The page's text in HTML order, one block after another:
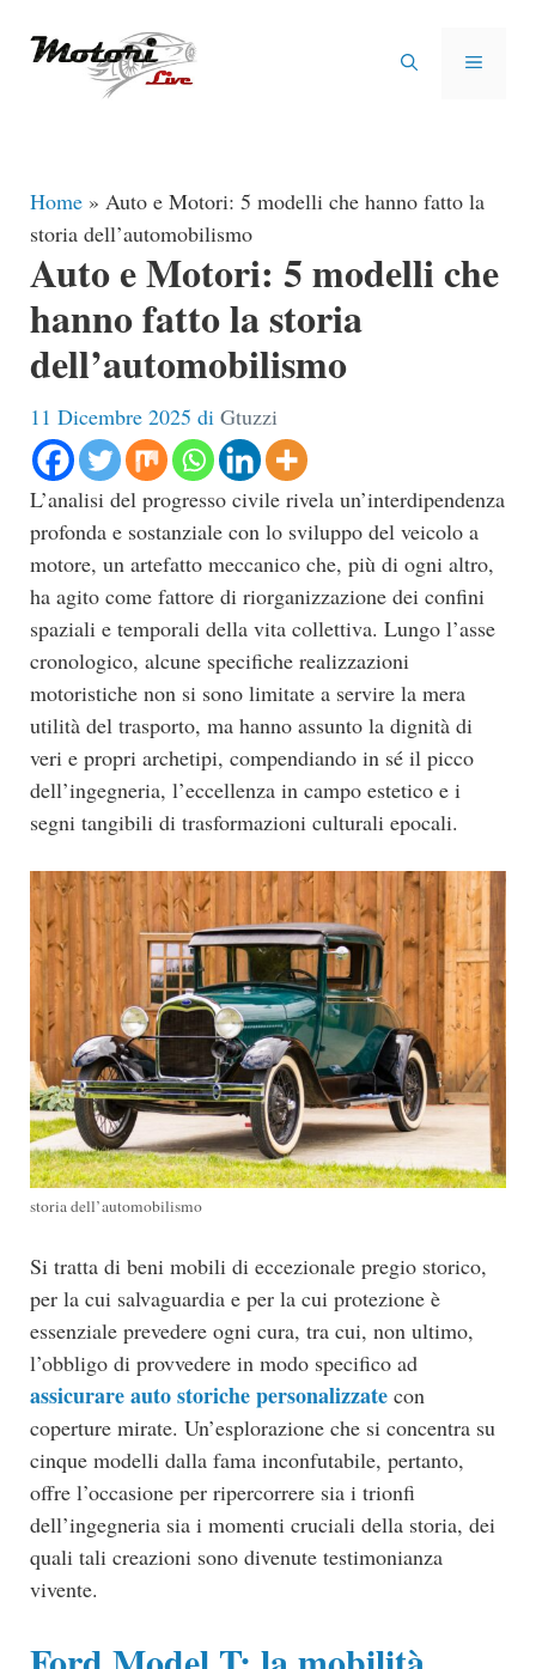
MENU
Home » Auto e Motori: 5 modelli che hanno fatto la
storia dell’automobilismo
Auto e Motori: 5 modelli che
hanno fatto la storia
dell’automobilismo
11 Dicembre 2025 di Gtuzzi
L’analisi del progresso civile rivela un’interdipendenza
profonda e sostanziale con lo sviluppo del veicolo a
motore, un artefatto meccanico che, più di ogni altro,
ha agito come fattore di riorganizzazione dei confini
spaziali e temporali della vita collettiva. Lungo l’asse
cronologico, alcune specifiche realizzazioni
motoristiche non si sono limitate a servire la mera
utilità del trasporto, ma hanno assunto la dignità di
veri e propri archetipi, compendiando in sé il picco
dell’ingegneria, l’eccellenza in campo estetico e i
segni tangibili di trasformazioni culturali epocali.
storia dell’automobilismo
Si tratta di beni mobili di eccezionale pregio storico,
per la cui salvaguardia e per la cui protezione è
essenziale prevedere ogni cura, tra cui, non ultimo,
l’obbligo di provvedere in modo specifico ad
assicurare auto storichepersonalizzate con
coperture mirate. Un’esplorazione che si concentra su
cinque modelli dalla fama inconfutabile, pertanto,
offre l’occasione per ripercorrere sia i trionfi
dell’ingegneria sia i momenti cruciali della storia, dei
quali tali creazioni sono divenute testimonianza
vivente.